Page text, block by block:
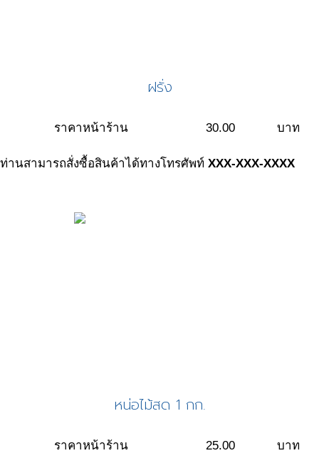
ฝรั่ง
ราคาหน้าร้าน 30.00 บาท
ท่านสามารถสั่งซื้อสินค้าได้ทางโทรศัพท์ XXX-XXX-XXXX
หน่อไม้สด 1 กก.
ราคาหน้าร้าน 25.00 บาท